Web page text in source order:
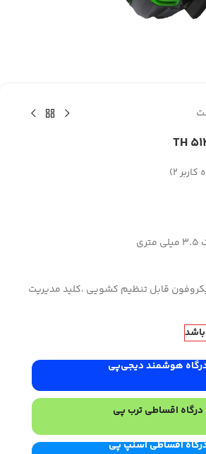
کاربر2
)
قابل تنظیم کشویی ،کلید مدیریت
هوشمند دیجی‌پی
درگاه اقساطی ترب پی
اقساطی اسنپ پی